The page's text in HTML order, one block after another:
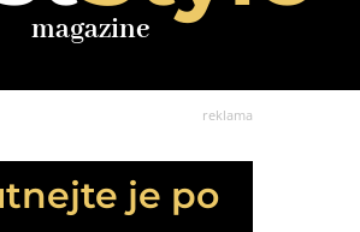
magazine
reklama
je po